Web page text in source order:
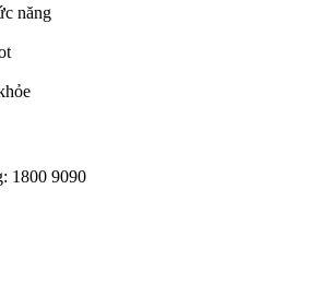
năng
1800 9090